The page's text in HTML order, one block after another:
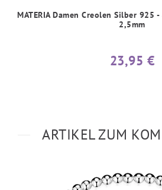
MATERIA Damen Creolen Silber 925
2,5mm
23,95 €
ARTIKEL ZUM